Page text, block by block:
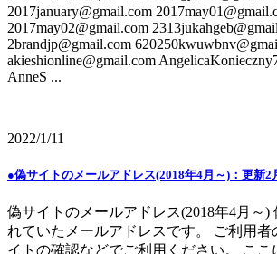
2017january@gmail.com
2017may02@gmail.com
2brandjp@gmail.com
akieshionline@gmail.com
AnneS ...
2022/1/11
●偽サイトのメールアドレス(2018年4月～)：更新2
偽サイトのメールアドレス(2018年4月～)
れていたメールアドレスです。 ご利用者
イトの確認などでご利用ください。 ここ